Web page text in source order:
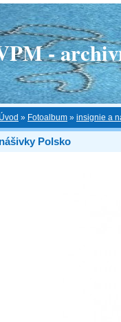
-
Úvod » Fotoalbum » insignie a
nášivky Polsko